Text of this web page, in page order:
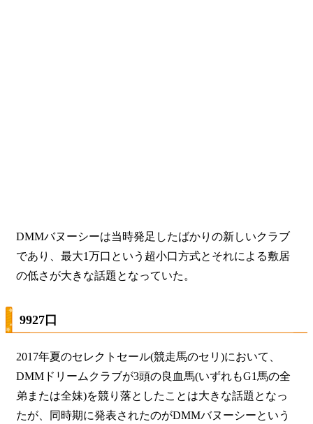
DMMバヌーシーは当時発足したばかりの新しいクラブ
であり、最大1万口という超小口方式とそれによる敷居
の低さが大きな話題となっていた。
9927口
2017年夏のセレクトセール(競走馬のセリ)において、
DMMドリームクラブが3頭の良血馬(いずれもG1馬の全
弟または全妹)を競り落としたことは大きな話題となっ
たが、同時期に発表されたのがDMMバヌーシーという